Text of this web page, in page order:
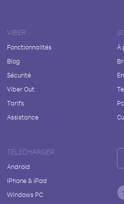
VIBER
Fonctionnalités
Blog
Sécurité
Viber Out
Tarifs
Assistance
À
TÉLÉCHARGER
Android
iPhone & iPad
Windows PC